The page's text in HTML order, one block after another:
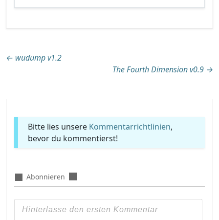
Beitragsnavigation
← wudump v1.2
The Fourth Dimension v0.9 →
Bitte lies unsere Kommentarrichtlinien,
bevor du kommentierst!
Abonnieren